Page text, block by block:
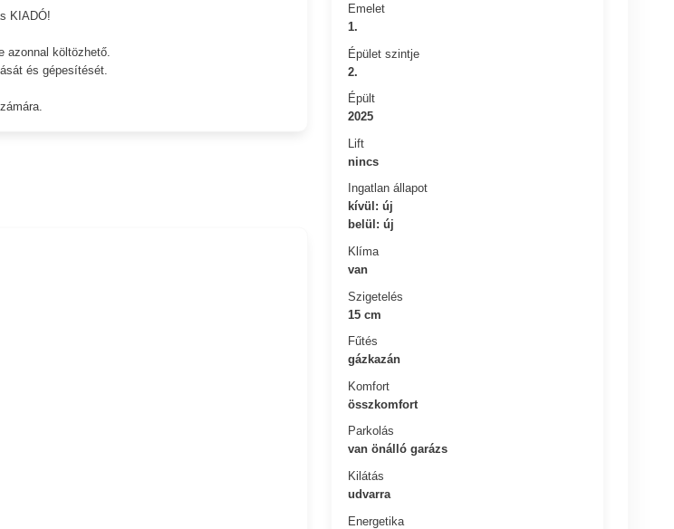
Emelet
1.
Épület szintje
2.
Épült
2025
Lift
nincs
Ingatlan állapot
kívül: új
belül: új
Klíma
van
Szigetelés
15 cm
Fűtés
gázkazán
Komfort
összkomfort
Parkolás
van önálló garázs
Kilátás
udvarra
Energetika
KIADÓ!
azonnal költözhető.
és gépesítését.